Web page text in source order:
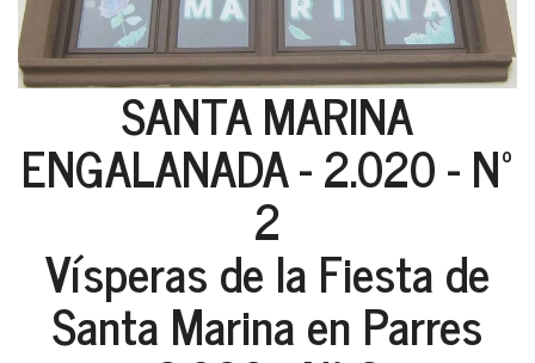
SANTA MARINA
ENGALANADA - 2.020 - Nº
2
Vísperas de la Fiesta de
Santa Marina en Parres